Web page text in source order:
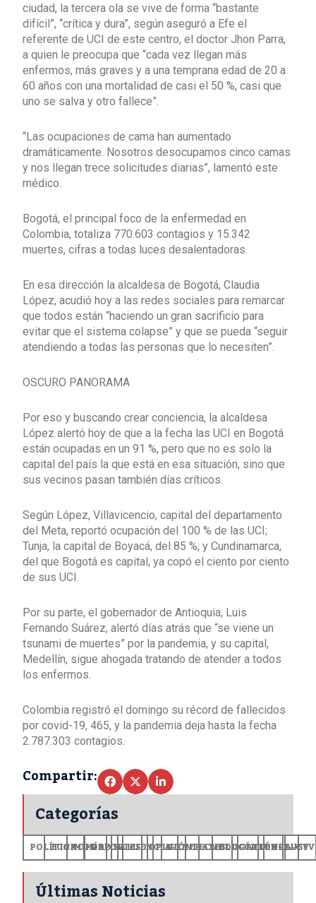
ciudad, la tercera ola se vive de forma “bastante
difícil”, “crítica y dura”, según aseguró a Efe el
referente de UCI de este centro, el doctor Jhon Parra,
a quien le preocupa que “cada vez llegan más
enfermos, más graves y a una temprana edad de 20 a
60 años con una mortalidad de casi el 50 %, casi que
uno se salva y otro fallece”.
“Las ocupaciones de cama han aumentado
dramáticamente. Nosotros desocupamos cinco camas
y nos llegan trece solicitudes diarias”, lamentó este
médico.
Bogotá, el principal foco de la enfermedad en
Colombia, totaliza 770.603 contagios y 15.342
muertes, cifras a todas luces desalentadoras.
En esa dirección la alcaldesa de Bogotá, Claudia
López, acudió hoy a las redes sociales para remarcar
que todos están “haciendo un gran sacrificio para
evitar que el sistema colapse” y que se pueda “seguir
atendiendo a todas las personas que lo necesiten”.
OSCURO PANORAMA
Por eso y buscando crear conciencia, la alcaldesa
López alertó hoy de que a la fecha las UCI en Bogotá
están ocupadas en un 91 %, pero que no es solo la
capital del país la que está en esa situación, sino que
sus vecinos pasan también días críticos.
Según López, Villavicencio, capital del departamento
del Meta, reportó ocupación del 100 % de las UCI;
Tunja, la capital de Boyacá, del 85 %; y Cundinamarca,
del que Bogotá es capital, ya copó el ciento por ciento
de sus UCI.
Por su parte, el gobernador de Antioquia, Luis
Fernando Suárez, alertó días atrás que “se viene un
tsunami de muertes” por la pandemia, y su capital,
Medellín, sigue ahogada tratando de atender a todos
los enfermos.
Colombia registró el domingo su récord de fallecidos
por covid-19, 465, y la pandemia deja hasta la fecha
2.787.303 contagios.
Compartir:
Categorías
POLÍTICA
ECONOMÍA
MUNDODEPORTES
SALUDCIENCIA
OPINIÓN
GENERALES
TECNOLOGÍA
EDUCACIÓN
CULTURA+CV
Últimas Noticias